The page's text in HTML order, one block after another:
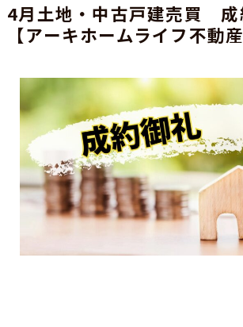
4月土地・中古戸建売買
【アーキホームライフ不動